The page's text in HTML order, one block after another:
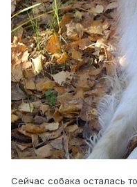
Сейчас собака осталась